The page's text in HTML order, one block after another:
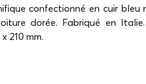
confectionné en cuir bleu
dorée. Fabriqué en
210 mm.